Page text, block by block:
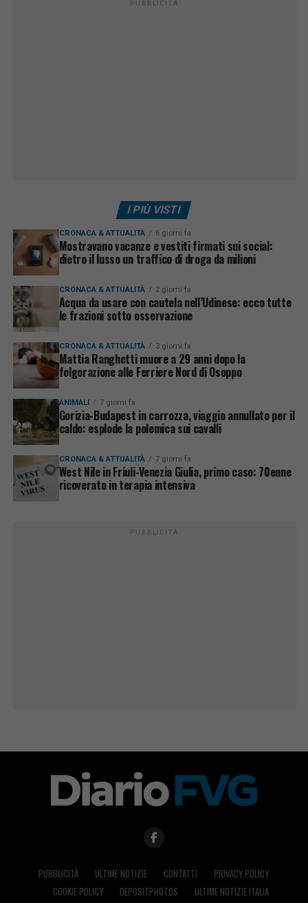
PUBBLICITÀ
I PIÙ VISTI
CRONACA & ATTUALITÀ 6 giorni fa
Mostravano vacanze e vestiti firmati sui social:
dietro il lusso un traffico di droga da milioni
CRONACA & ATTUALITÀ 2 giorni fa
Acqua da usare con cautela nell’Udinese: ecco tutte
le frazioni sotto osservazione
CRONACA & ATTUALITÀ 3 giorni fa
Mattia Ranghetti muore a 29 anni dopo la
folgorazione alle Ferriere Nord di Osoppo
ANIMALI 7 giorni fa
Gorizia-Budapest in carrozza, viaggio annullato per il
caldo: esplode la polemica sui cavalli
CRONACA & ATTUALITÀ 7 giorni fa
West Nile in Friuli-Venezia Giulia, primo caso: 70enne
ricoverato in terapia intensiva
PUBBLICITÀ
PUBBLICITÀ ULTIME NOTIZIE CONTATTI
PRIVACY POLICY
COOKIE POLICY
DEPOSITPHOTOS ULTIME NOTIZIE ITALIA